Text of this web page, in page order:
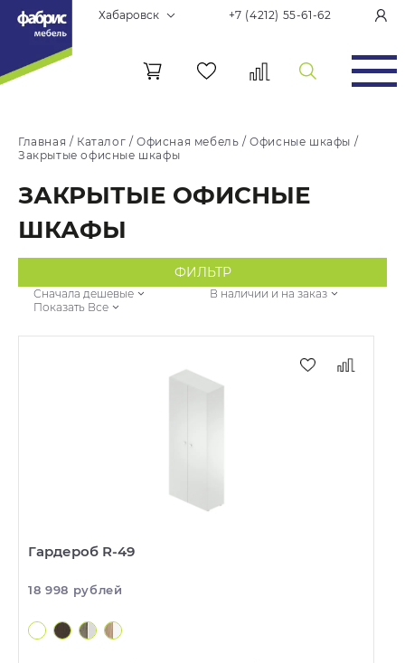
Хабаровск +7 (4212) 55-61-62
Главная / Каталог /Офисная мебель /Офисные шкафы /
Закрытые офисные шкафы
ЗАКРЫТЫЕ ОФИСНЫЕ
ШКАФЫ
ФИЛЬТР
Сначала дешевые
В наличии и на заказ
Показать Все
Гардероб R-49
18 998 рублей